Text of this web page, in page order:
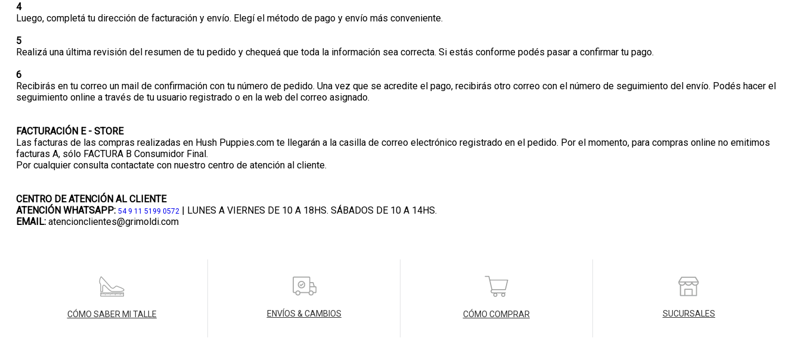
4
Luego, completá tu dirección de facturación y envío. Elegí el método de pago y envío más conveniente.
5
Realizá una última revisión del resumen de tu pedido y chequeá que toda la información sea correcta. Si estás conforme podés pasar a confirmar tu pago.
6
Recibirás en tu correo un mail de confirmación con tu número de pedido. Una vez que se acredite el pago, recibirás otro correo con el número de seguimiento del envío. Podés hacer el
seguimiento online a través de tu usuario registrado o en la web del correo asignado.
FACTURACIÓN E - STORE
Las facturas de las compras realizadas en Hush Puppies.com te llegarán a la casilla de correo electrónico registrado en el pedido. Por el momento, para compras online no emitimos
facturas A, sólo FACTURA B Consumidor Final.
Por cualquier consulta contactate con nuestro centro de atención al cliente.
CENTRO DE ATENCIÓN AL CLIENTE
ATENCIÓN WHATSAPP: 54 9 11 5199 0572| LUNES A VIERNES DE 10 A 18HS. SÁBADOS DE 10 A 14HS.
EMAIL:atencionclientes@grimoldi.com
CÓMO SABER MI TALLE ENVÍOS & CAMBIOS CÓMO COMPRAR SUCURSALES